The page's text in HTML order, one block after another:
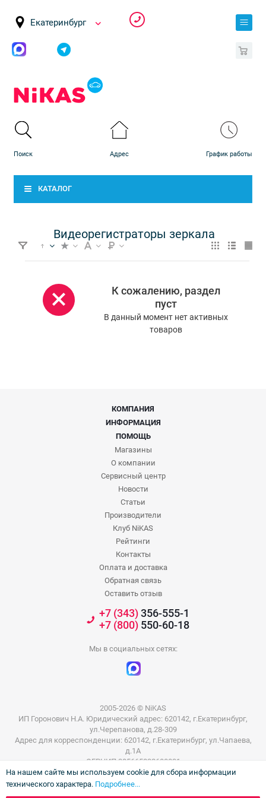
Екатеринбург
КАТАЛОГ
Видеорегистраторы зеркала
К сожалению, раздел
пуст
В данный момент нет активных
товаров
КОМПАНИЯ
ИНФОРМАЦИЯ
ПОМОЩЬ
Магазины
О компании
Сервисный центр
Новости
Статьи
Производители
Клуб NiKAS
Рейтинги
Контакты
Оплата и доставка
Обратная связь
Оставить отзыв
+7 (343)356-555-1
+7 (800)550-60-18
Мы в социальных сетях:
2005-2026 © NiKAS
ИП Горонович Н.А. Юридический адрес: 620142, г.Екатеринбург,
ул.Черепанова, д.28-309
Адрес для корреспонденции: 620142, г.Екатеринбург, ул.Чапаева,
д.1А
ОГРНИП 305665832600031
ИНН 665801802803
На нашем сайте мы используем cookie для сбора информации
технического характера. Подробнее...